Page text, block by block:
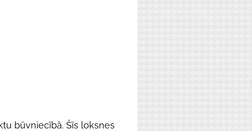
būvniecībā. Šīs loksnes